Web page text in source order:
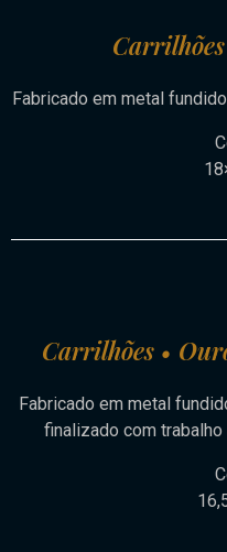
Fabricado em metal
Carrilhões •
Fabricado em metal
finalizado com